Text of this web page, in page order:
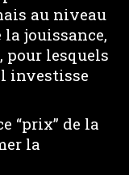
au niveau
jouissance,
pour lesquels
investisse
“prix” de la
la